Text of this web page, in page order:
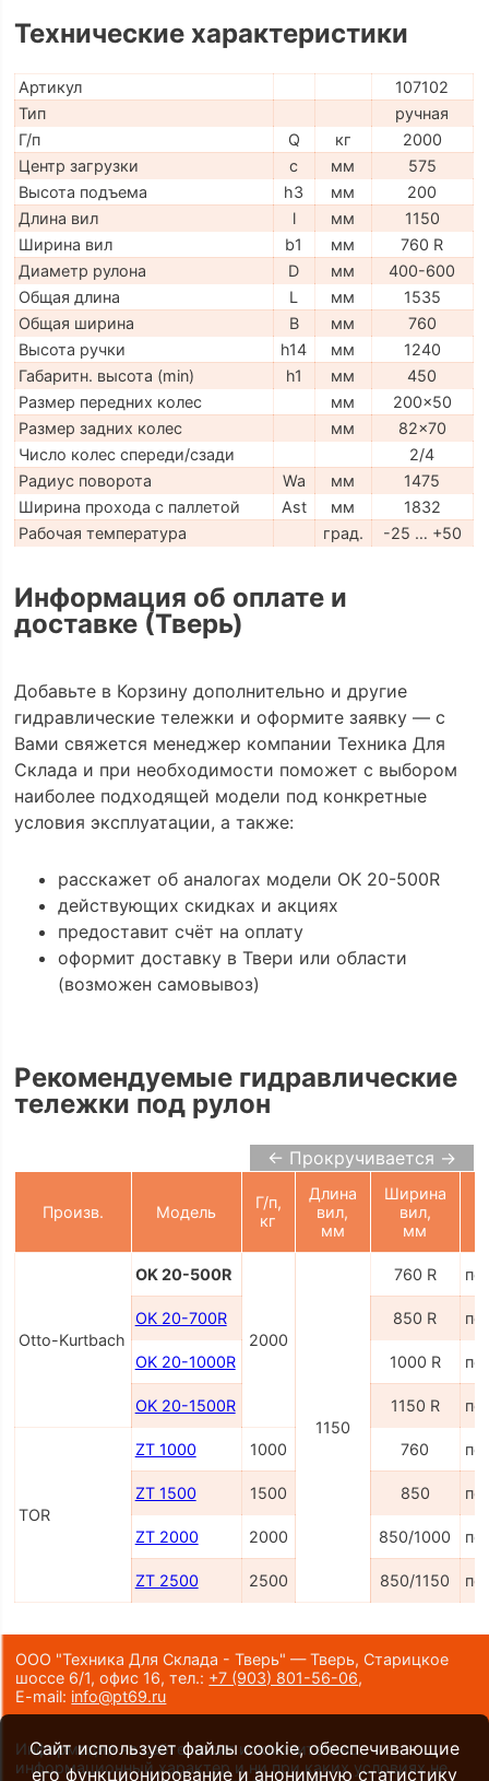
Технические характеристики
Артикул
107102
Тип
ручная
Г/п
Q кг
2000
Центр загрузки
c мм
575
Высота подъема
h3 мм
200
Длина вил
l мм
1150
Ширина вил
b1 мм
760 R
Диаметр рулона
D мм
400-600
Общая длина
L мм
1535
Общая ширина
B мм
760
Высота ручки
h14 мм
1240
Габаритн. высота (min)
h1 мм
450
Размер передних колес
мм
200x50
Размер задних колес
мм
82x70
Число колес спереди/сзади
2/4
Радиус поворота
Wa мм
1475
Ширина прохода с паллетой
Ast мм
1832
Рабочая температура
град. -25 … +50
Информация об оплате и
доставке (Тверь)
Добавьте в Корзину дополнительно и другие
гидравлические тележки и оформите заявку — с
Вами свяжется менеджер компании Техника Для
Склада и при необходимости поможет с выбором
наиболее подходящей модели под конкретные
условия эксплуатации, а также:
расскажет об аналогах модели OK 20-500R
действующих скидках и акциях
предоставит счёт на оплату
оформит доставку в Твери или области
(возможен самовывоз)
Рекомендуемые гидравлические
тележки под рулон
← Прокручивается →
Произв. Модель
Г/п,
кг
Длина
вил,
мм
Ширина
вил,
мм
Otto-Kurtbach
OK 20-500R
2000
1150
760 R по
OK 20-700R 850 R по
OK 20-1000R 1000 R по
OK 20-1500R 1150 R по
TOR
ZT 1000 1000 760 по
ZT 1500 1500 850 по
ZT 2000 2000 850/1000 по
ZT 2500 2500 850/1150 по
ООО "Техника Для Склада - Тверь" — Тверь, Старицкое
шоссе 6/1, офис 16,тел.: +7 (903) 801-56-06,
E-mail: info@pt69.ru
Информация на сайте носит исключительно
информационный характер и ни при каких условиях не
Сайт использует файлы cookie, обеспечивающие
его функционирование и анонимную статистику